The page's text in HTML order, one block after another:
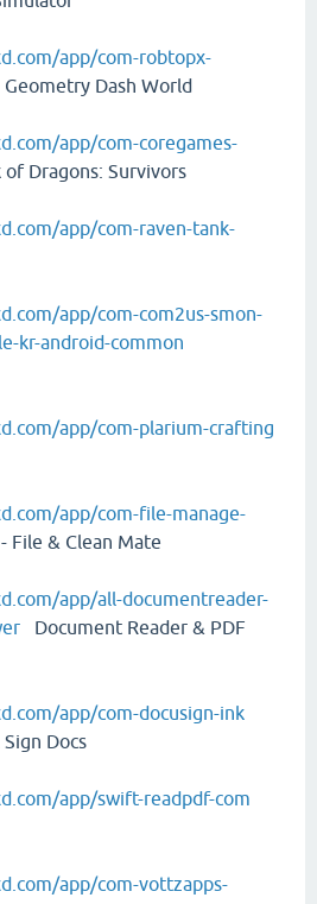
app/com-robtopx-
Geometry Dash World
app/com-coregames-
of Dragons: Survivors
app/com-raven-tank-
app/com-com2us-smon-
kr-android-common
app/com-plarium-crafting
app/com-file-manage-
File & Clean Mate
app/all-documentreader-
Document Reader & PDF
app/com-docusign-ink
Sign Docs
app/swift-readpdf-com
app/com-vottzapps-